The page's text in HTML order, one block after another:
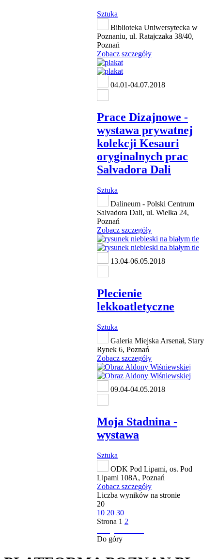
Sztuka
Biblioteka Uniwersytecka w
Poznaniu, ul. Ratajczaka 38/40,
Poznań
Zobacz szczegóły
04.01-04.07.2018
Prace Dizajnowe -
wystawa prywatnej
kolekcji Kesauri
oryginalnych prac
Salvadora Dali
Sztuka
Dalineum - Polski Centrum
Salvadora Dali, ul. Wielka 24,
Poznań
Zobacz szczegóły
13.04-06.05.2018
Plecienie
lekkoatletyczne
Sztuka
Galeria Miejska Arsenał, Stary
Rynek 6, Poznań
Zobacz szczegóły
09.04-04.05.2018
Moja Stadnina -
wystawa
Sztuka
ODK Pod Lipami, os. Pod
Lipami 108A, Poznań
Zobacz szczegóły
Liczba wyników na stronie
20
10 20 30
Strona 1 2
Do góry